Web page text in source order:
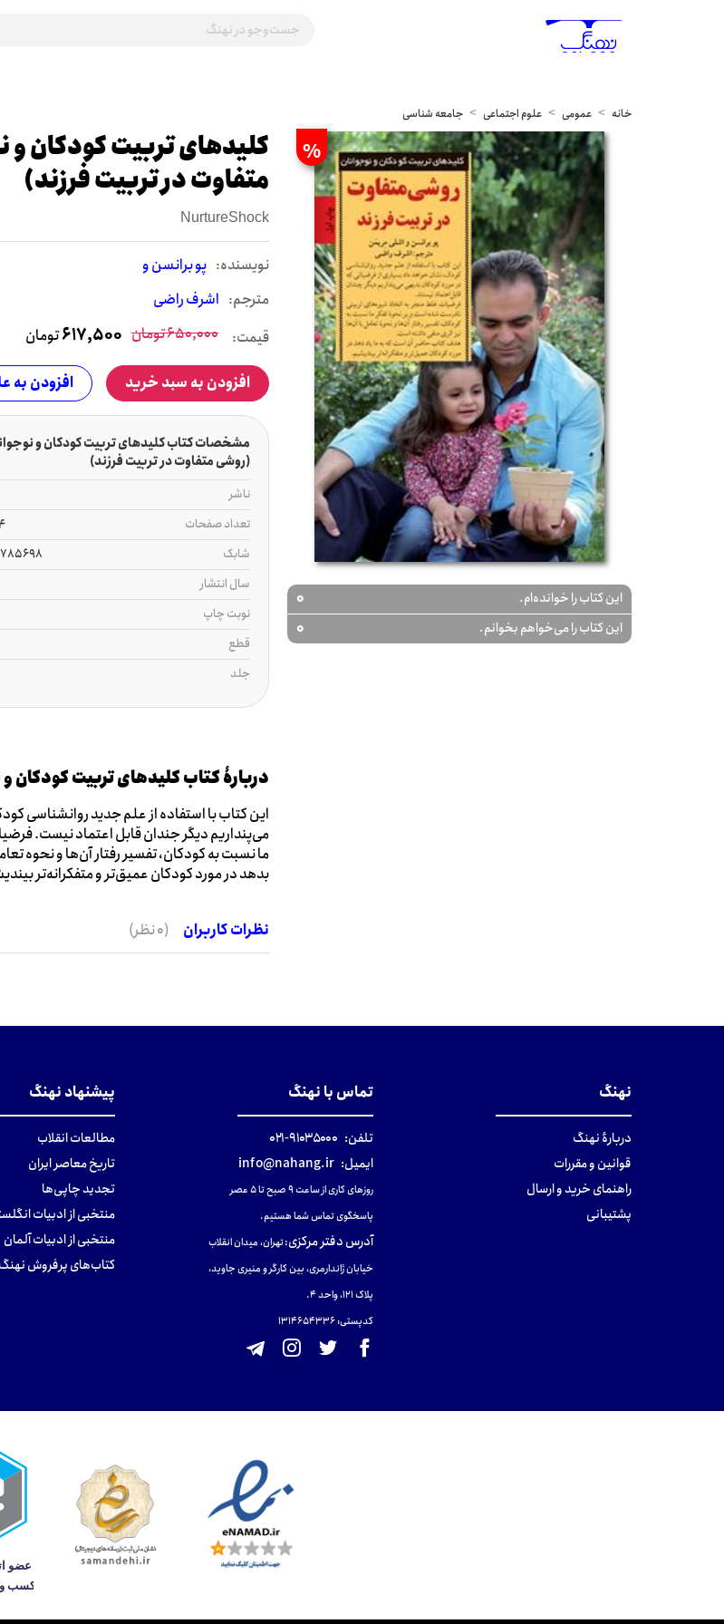
خانه عمومی علوم اجتماعی جامعه شناسی
%
این کتاب را خوانده‌ام. 0
این کتاب را می‌خواهم بخوانم. 0
کلیدهای تربیت کودکان و
متفاوت در تربیت فرزند)
NurtureShock
نويسنده: پو برانسن و
مترجم: اشرف راضی
قیمت: 650,000تومان 617,500تومان
افزودن به سبد خرید افزودن به
مشخصات کتاب کلیدهای تربیت کودکان و
(روشی متفاوت در تربیت فرزند)
ناشر
تعداد صفحات
شابک
سال انتشار
نوبت چاپ
قطع
جلد
دربارۀ کتاب کلیدهای تربیت کودکان
این کتاب با استفاده از علم جدید روانشناسی
می‌پنداریم دیگر جندان قابل اعتماد نیست.
ما نسبت به کودکان، تفسیر رفتار آن‌ها و نحوه
بدهد در مورد کودکان عمیق‌تر و متفکرانه‌تر
نظرات کاربران (0 نظر)
نهنگ
دربارهٔ نهنگ
قوانین و مقررات
راهنمای خرید و ارسال
پشتیبانی
تماس با نهنگ
تلفن: ۹۱۰۳۵۰۰۰-۰۲۱
ایمیل: info@nahang.ir
روزهای کاری از ساعت ۹ صبح تا ۵ عصر
پاسخگوی تماس شما هستیم.
آدرس دفتر مرکزی:تهران، میدان انقلاب
خیابان ژاندارمری، بین کارگر و منیری جاوید،
پلاک 121، واحد ۴.
کدپستی: 131465433۶
پیشنهاد نهنگ
مطالعات انقلاب
تاریخ معاصر ایران
تجدید چاپی‌ها
منتخبی از ادبیات
منتخبی از ادبیات آلمان
کتاب‌های پرفروش